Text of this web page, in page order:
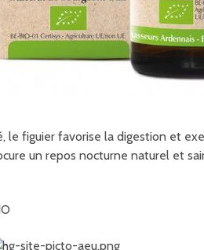
le figuier favorise la digestion et
un repos nocturne naturel et